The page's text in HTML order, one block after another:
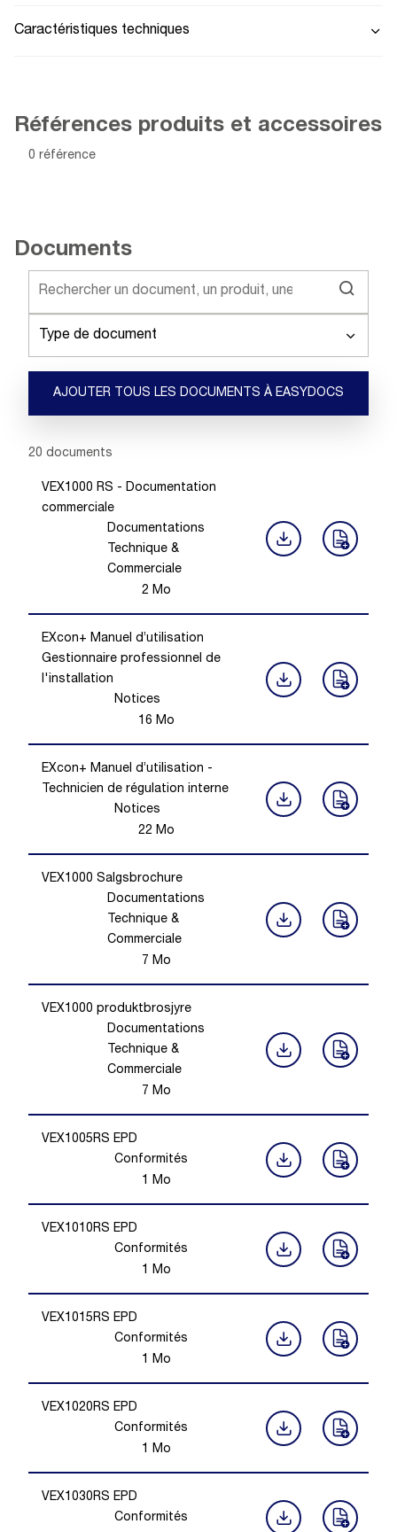
Caractéristiques techniques
Références produits et accessoires
0 référence
Documents
Type de document
AJOUTER TOUS LES DOCUMENTS À EASYDOCS
Showing 1 -20
20 documents
VEX1000 RS - Documentation
commerciale
Documentations
Technique &
Commerciale
2 Mo
EXcon+ Manuel d’utilisation
Gestionnaire professionnel de
l'installation
Notices
16 Mo
EXcon+ Manuel d’utilisation -
Technicien de régulation interne
Notices
22 Mo
VEX1000 Salgsbrochure
Documentations
Technique &
Commerciale
7 Mo
VEX1000 produktbrosjyre
Documentations
Technique &
Commerciale
7 Mo
VEX1005RS EPD
Conformités
1 Mo
VEX1010RS EPD
Conformités
1 Mo
VEX1015RS EPD
Conformités
1 Mo
VEX1020RS EPD
Conformités
1 Mo
VEX1030RS EPD
Conformités